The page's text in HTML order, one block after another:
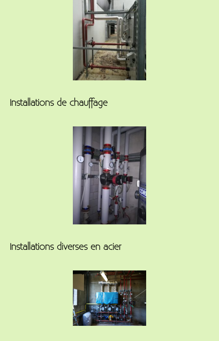
Installations de chauffage
Installations diverses en acier